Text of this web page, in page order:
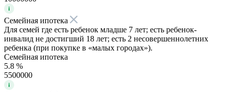
Семейная ипотека
Для семей где есть ребенок младше 7 лет; есть ребенок-
инвалид не достигший 18 лет; есть 2 несовершеннолетних
ребенка (при покупке в «малых городах»).
Семейная ипотека
5.8 %
5500000